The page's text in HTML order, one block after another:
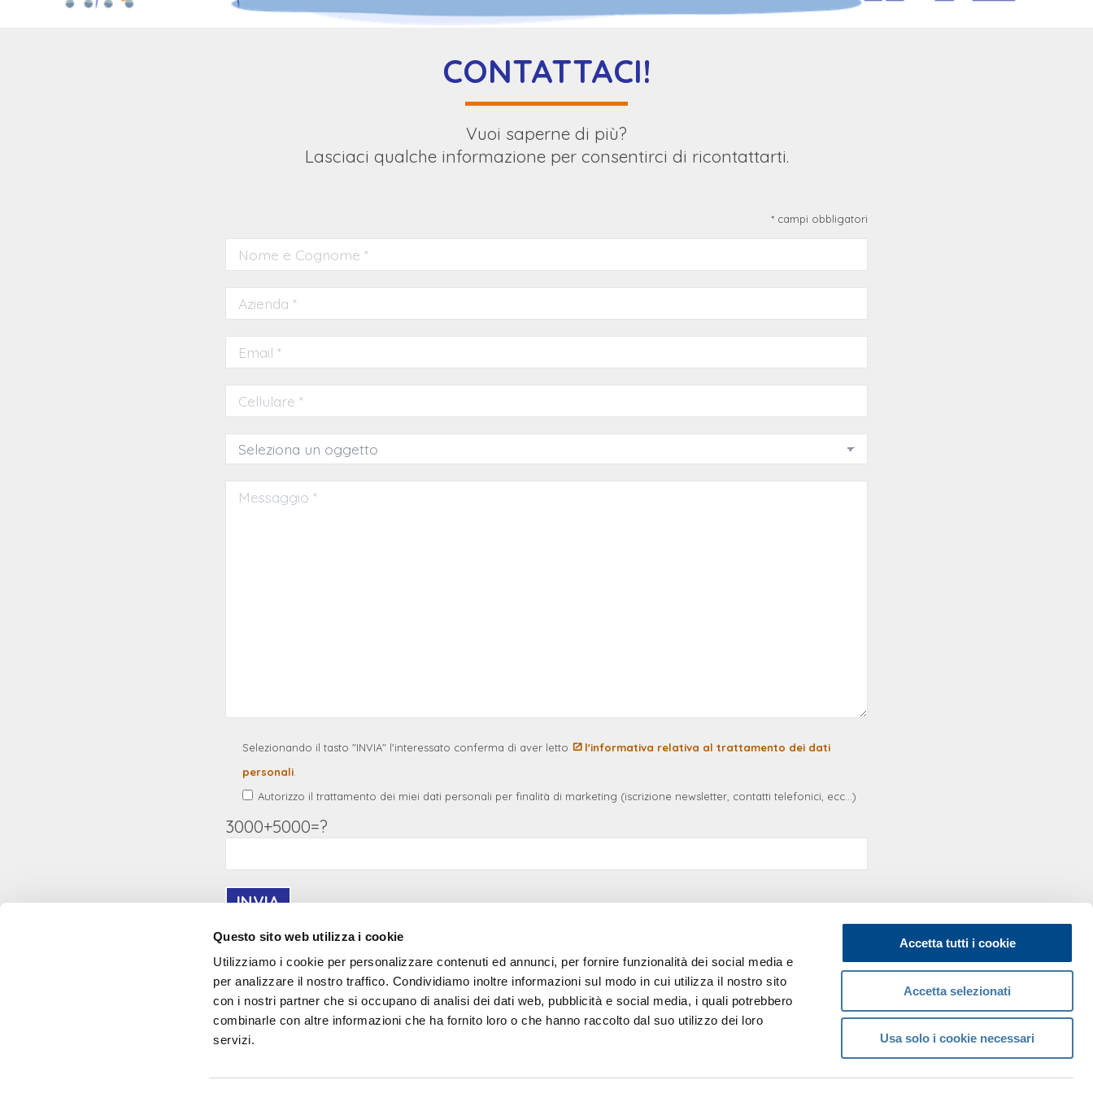
Questo sito web utilizza i cookie
Utilizziamo i cookie per personalizzare contenuti ed annunci, per fornire funzionalità dei social media e
per analizzare il nostro traffico. Condividiamo inoltre informazioni sul modo in cui utilizza il nostro sito
con i nostri partner che si occupano di analisi dei dati web, pubblicità e social media, i quali potrebbero
combinarle con altre informazioni che ha fornito loro o che hanno raccolto dal suo utilizzo dei loro
servizi.
Accetta tutti i cookie
Accetta selezionati
Usa solo i cookie necessari
CONTATTACI!
Vuoi saperne di più?
Lasciaci qualche informazione per consentirci di ricontattarti.
* campi obbligatori
Nome e Cognome *
Azienda *
Email *
Cellulare *
Oggetto *
Messaggio *
Selezionando il tasto "INVIA" l'interessato conferma di aver letto
l'informativa relativa al trattamento dei dati
personali.
Autorizzo il trattamento dei miei dati personali per finalità di marketing (iscrizione newsletter, contatti telefonici, ecc...)
3000+5000=?
TRASPARENZA E QUALITÀ CONTATTI
via San Martino 11
42015 Correggio (RE) - Italia